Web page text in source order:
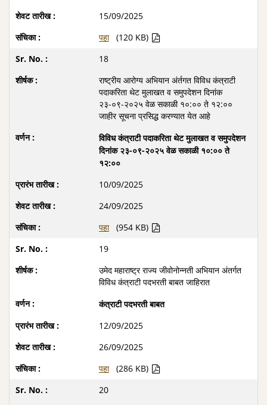
15/09/2025
पहा
(120 KB)
18
राष्ट्रीय आरोग्य अभियान अंर्तगत विविध कंत्राटी
पदाकरिता थेट मुलाखत व समुपदेशन दिनांक
२३-०९-२०२५ वेळ सकाळी १०:०० ते १२:००
जाहीर सूचना प्रसिद्ध करण्यात येत आहे
विविध कंत्राटी पदाकरिता थेट मुलाखत व समुपदेशन
दिनांक २३-०९-२०२५ वेळ सकाळी १०:०० ते
१२:००
10/09/2025
24/09/2025
पहा
(954 KB)
19
उमेद महाराष्ट्र राज्य जीवोनोन्नती अभियान अंतर्गत
विविध कंत्राटी पदभरती बाबत जाहिरात
कंत्राटी पदभरती बाबत
12/09/2025
26/09/2025
पहा
(286 KB)
20